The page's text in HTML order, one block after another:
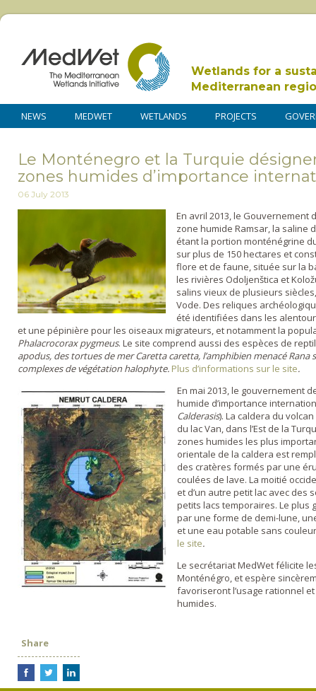
Wetlands for a
Mediterranean
NEWS MEDWET WETLANDS PROJECTS
Le Monténegro et la Turquie
zones humides d’importance
06 July 2013
En avril 2013, le
zone humide Ramsar, la saline
étant la portion monténégrine
sur plus de 150 hectares et
flore et de faune, située sur la
les rivières Odoljenštica et
salins vieux de plusieurs
Vode. Des reliques
été identifiées dans les
et une pépinière pour les oiseaux migrateurs, et notamment la
Phalacrocorax pygmeus. Le site comprend aussi des espèces de
apodus, des tortues de mer Caretta caretta, l’amphibien menacé Rana
complexes de végétation halophyte. Plus d’informations sur le site.
En mai 2013, le gouvernement
humide d’importance
Calderasis). La caldera du
du lac Van, dans l’Est de la
zones humides les plus
orientale de la caldera est
des cratères formés par une
coulées de lave. La moitié
et d’un autre petit lac avec des
petits lacs temporaires. Le plus
par une forme de demi-lune,
et une eau potable sans
le site.
Le secrétariat MedWet félicite
Monténégro, et espère
favoriseront l’usage rationnel
humides.
Share